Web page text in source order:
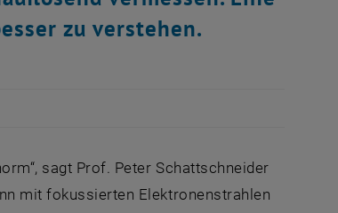
zu verstehen.
sagt Prof. Peter Schattschneider
mit fokussierten Elektronenstrahlen